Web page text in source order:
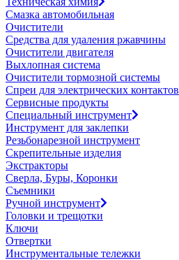
Смазка автомобильная
Очистители
Средства для удаления ржавчины
Очистители двигателя
Выхлопная система
Очистители тормозной системы
Спреи для электрических контактов
Сервисные продукты
Специальный инструмент
Инструмент для заклепки
Резьбонарезной инструмент
Скрепительные изделия
Экстракторы
Сверла, Буры, Коронки
Съемники
Ручной инструмент
Головки и трещотки
Ключи
Отвертки
Инструментальные тележки